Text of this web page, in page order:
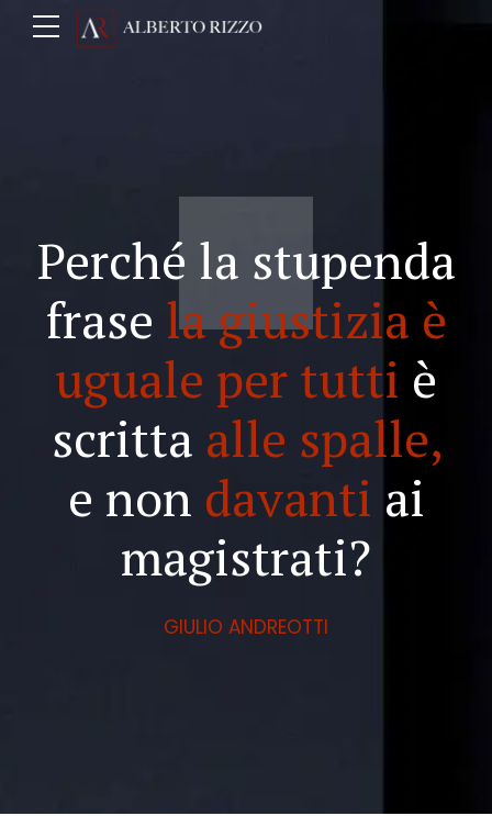
Perché la stupenda
frase la giustizia è
uguale per tutti è
scritta alle spalle,
e non davanti ai
magistrati?
GIULIO ANDREOTTI